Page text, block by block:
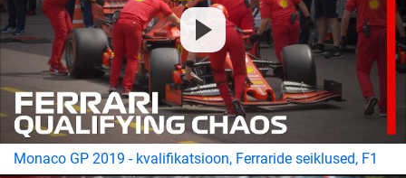
Monaco GP 2019 - kvalifikatsioon, Ferraride seiklused, F1